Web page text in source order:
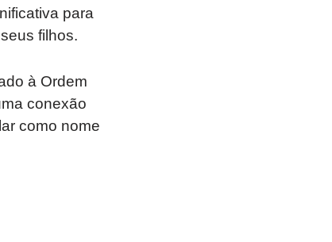
para
filhos.
à Ordem
conexão
como nome